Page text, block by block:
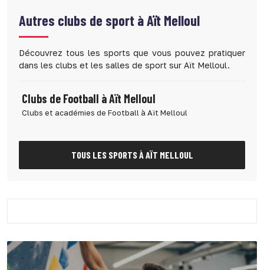
Autres clubs de sport àAït Melloul
Découvrez tous les sports que vous pouvez pratiquer
dans les clubs et les salles de sport sur Aït Melloul.
Clubs de Football à Aït Melloul
Clubs et académies de Football à Aït Melloul
TOUS LES SPORTS À AÏT MELLOUL